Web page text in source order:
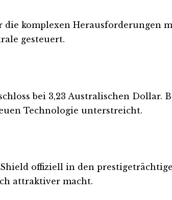
die komplexen Herausforderungen
gesteuert.
bei 3,23 Australischen Dollar.
Technologie unterstreicht.
offiziell in den
attraktiver macht.